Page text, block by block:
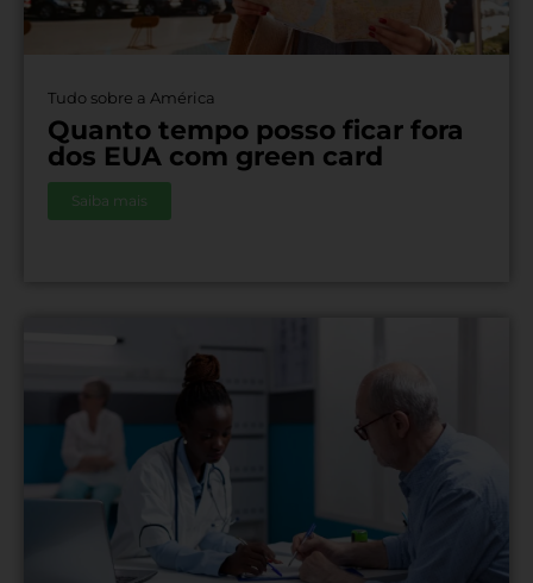
Tudo sobre a América
Quanto tempo posso ficar fora
dos EUA com green card
Saiba mais